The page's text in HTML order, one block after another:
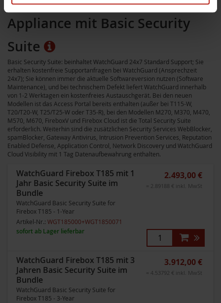
Appliance mit Basic Security
Suite
Basic Security Suite: beinhaltet WatchGuard 24x7 Standard Support; Sie
erhalten kostenfreie Supportanfragen bei WatchGuard (Ansprechzeit
24x7); Sie können immer die aktuelle Softwareversion nutzen (Software
Maintenance), und bei technischem Defekt liefert WatchGuard innerhalb
von 1-2 Werktagen ein kostenfreies Austauschgerät. Bei den neuen
Modellen ist das Access Portal bereits enthalten (außer bei T115-W,
T20/T20-W, T25/T25-W oder T35-R), bei den Modellen M270, M370, M470,
M570, M670, FireboxV und Firebox Cloud ist die Total Security Suite
erforderlich. Weiterhin sind die zusätzlichen Security Services WebBlocker,
spamBlocker, Gateway Antivirus, Intrusion Prevention Services, Reputation
Enabled Defense, Application Control, Network Discovery und WatchGuard
Cloud Visibility mit 1 Tag Datenaufbewahrung enthalten.
WatchGuard Firebox T185 mit 1
Jahr Basic Security Suite im
Bundle
WatchGuard Basic Security Suite for
Firebox T185 - 1-Year
Artikel-Nr.: WGT185000+WGT1850071
sofort ab Lager lieferbar
2.493,00 €
= 2.89188 € inkl. MwSt
WatchGuard Firebox T185 mit 3
Jahren Basic Security Suite im
Bundle
WatchGuard Basic Security Suite for
Firebox T185 - 3-Year
3.912,00 €
= 4.53792 € inkl. MwSt